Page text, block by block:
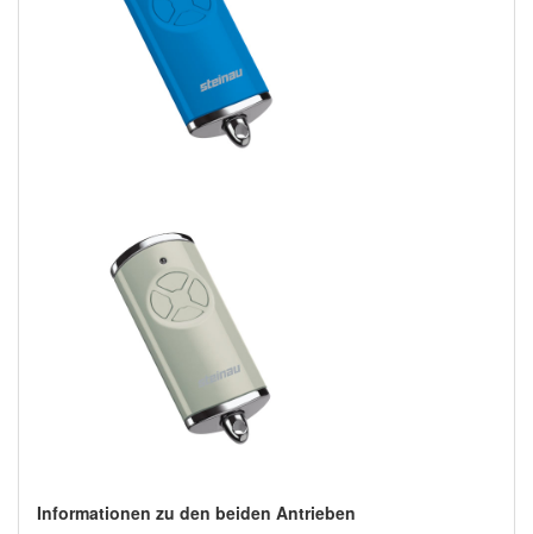
Informationen zu den beiden Antrieben